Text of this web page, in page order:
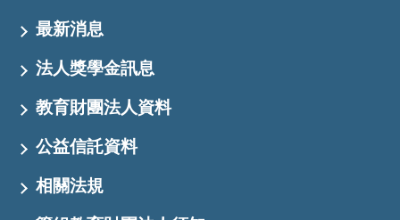
最新消息
法人獎學金訊息
教育財團法人資料
公益信託資料
相關法規